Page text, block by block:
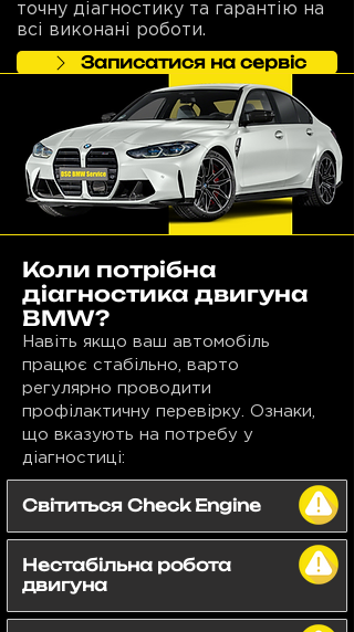
точну діагностику та гарантію на
всі виконані роботи.
Записатися на сервіс
Коли потрібна
діагностика двигуна
BMW?
Навіть якщо ваш автомобіль
працює стабільно, варто
регулярно проводити
профілактичну перевірку. Ознаки,
що вказують на потребу у
діагностиці:
Світиться Check Engine
Нестабільна робота
двигуна